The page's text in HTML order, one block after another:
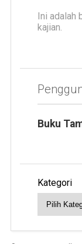
Ini adalah
kajian.
Buku
Kategori